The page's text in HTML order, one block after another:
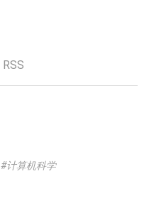
RSS
#计算机科学